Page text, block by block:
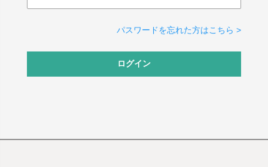
パスワードを忘れた方はこちら >
ログイン